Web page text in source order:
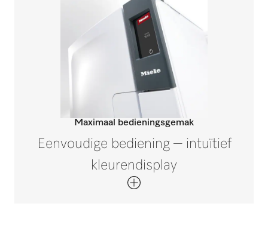
Maximaal bedieningsgemak
Eenvoudige bediening – intuïtief
kleurendisplay